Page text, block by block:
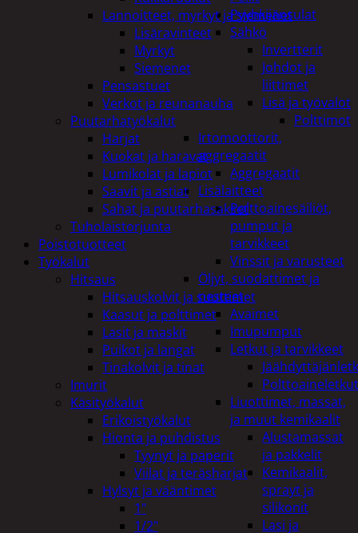
Pyyhkijänsulat
Sähkö
Invertterit
Johdot ja
liittimet
Lisä ja työvalot
Polttimot
Irtomoottorit,
aggregaatit
Aggregaatit
Lisälaitteet
Polttoainesäiliöt,
pumput ja
tarvikkeet
Vinssit ja varusteet
Öljyt, suodattimet ja
nesteet
Avaimet
Imupumput
Letkut ja tarvikkeet
Polttoaineletkut
Liuottimet, massat,
ja muut kemikaalit
Alustamassat
ja pakkelit
Kemikaalit,
sprayt ja
silikonit
Lasi ja
Lannoitteet, myrkyt ja siemenet
Lisäravinteet
Myrkyt
Siemenet
Pensastuet
Verkot ja reunanauha
Puutarhatyökalut
Harjat
Kuokat ja haravat
Lumikolat ja lapiot
Saavit ja astiat
Sahat ja puutarhasakset
Tuholaistorjunta
Poistotuotteet
Työkalut
Hitsaus
Hitsauskolvit ja suuttimet
Kaasut ja polttimet
Lasit ja maskit
Puikot ja langat
Tinakolvit ja tinat
Imurit
Käsityökalut
Erikoistyökalut
Hionta ja puhdistus
Tyynyt ja paperit
Viilat ja teräsharjat
Hylsyt ja vääntimet
1"
1/2"